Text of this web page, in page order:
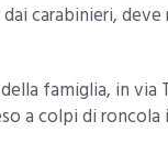
carabinieri,
famiglia, in
a colpi di roncola